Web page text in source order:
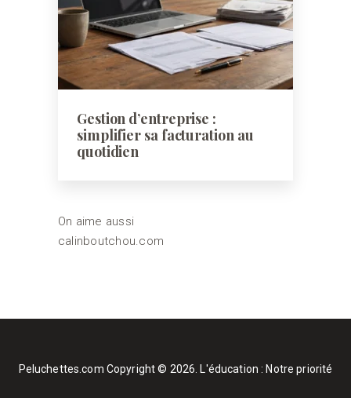
Gestion d’entreprise :
simplifier sa facturation au
quotidien
On aime aussi
calinboutchou.com
Peluchettes.com Copyright © 2026. L'éducation : Notre priorité